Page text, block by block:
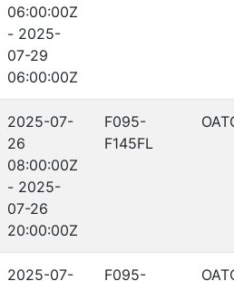
06:00:00Z
- 2025-
07-29
06:00:00Z
2025-07-
26
08:00:00Z
- 2025-
07-26
20:00:00Z
F095-
F145FL
2025-07-
F095-